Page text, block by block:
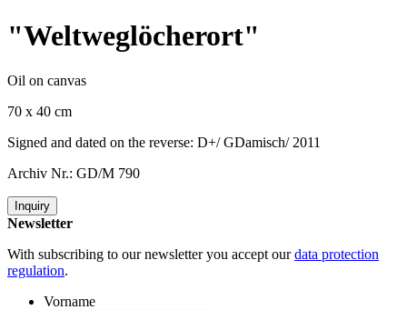
"Weltweglöcherort"
Oil on canvas
70 x 40 cm
Signed and dated on the reverse: D+/ GDamisch/ 2011
Archiv Nr.: GD/M 790
Inquiry
Newsletter
With subscribing to our newsletter you accept ourdata protection
regulation.
Vorname